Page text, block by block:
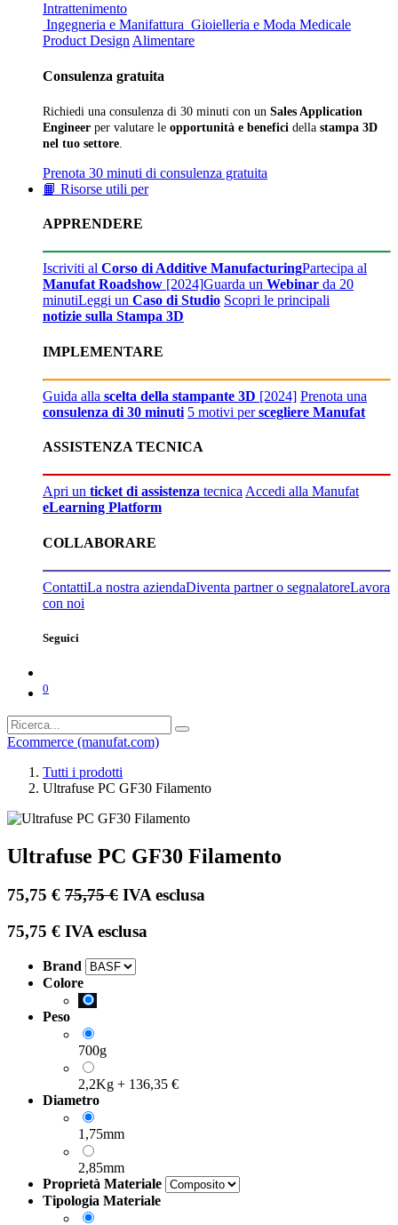
Intrattenimento
Ingegneria e Manifattura Gioielleria e Moda Medicale
Product Design Alimentare
Consulenza gratuita
Richiedi una consulenza di 30 minuti con un Sales Application
Engineer per valutare le opportunità e benefici della stampa 3D
nel tuo settore
Prenota 30 minuti di consulenza gratuita
📙 Risorse utili per
APPRENDERE
Iscriviti al Corso di Additive ManufacturingPartecipa al
Manufat Roadshow [2024]Guarda un Webinar da 20
minutiLeggi un Caso di Studio Scopri le principali
notizie sulla Stampa 3D
IMPLEMENTARE
Guida alla scelta della stampante 3D [2024] Prenota una
consulenza di 30 minuti 5 motivi perscegliere Manufat
ASSISTENZA TECNICA
Apri un ticket di assistenza tecnicaAccedi alla Manufat
eLearning Platform
COLLABORARE
ContattiLa nostra aziendaDiventa partner o segnalatoreLavora
con noi
Seguici
0
Ecommerce (manufat.com)
Tutti i prodotti
Ultrafuse PC GF30 Filamento
Ultrafuse PC GF30 Filamento
75,75 € 75,75€ IVA esclusa
75,75 € IVA esclusa
Brand
Colore
Peso
700g
2,2Kg + 136,35 €
Diametro
1,75mm
2,85mm
Proprietà Materiale
Tipologia Materiale